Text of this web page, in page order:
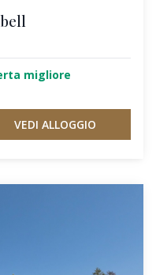
migliore
VEDI ALLOGGIO